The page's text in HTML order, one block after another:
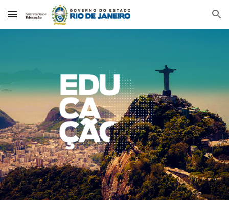
Skip to main content Skip to navigation